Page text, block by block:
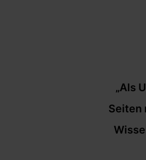
„Als
Seiten